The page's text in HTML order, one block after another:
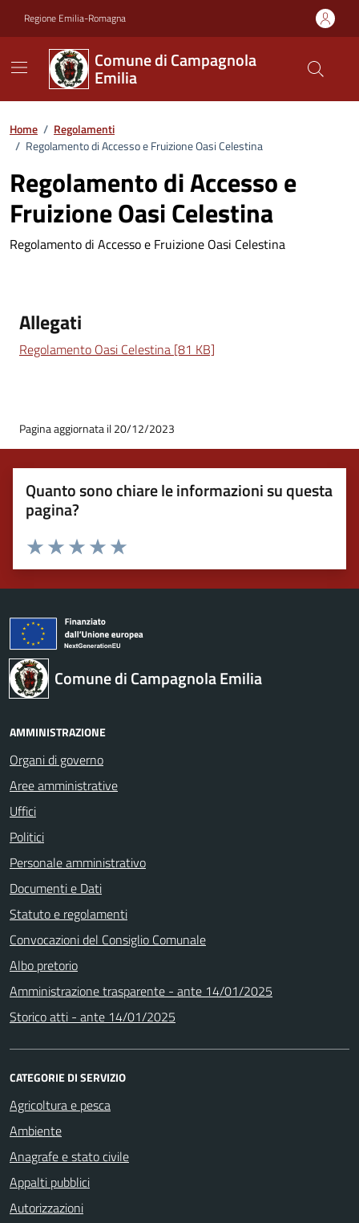
Regione Emilia-Romagna
Comune di Campagnola
Emilia
Home / Regolamenti
/ Regolamento di Accesso e Fruizione Oasi Celestina
Regolamento di Accesso e
Fruizione Oasi Celestina
Regolamento di Accesso e Fruizione Oasi Celestina
Allegati
Regolamento Oasi Celestina [81 KB]
Pagina aggiornata il 20/12/2023
Quanto sono chiare le informazioni su questa
pagina?
Valuta 5 stelle su 5
Valuta 4 stelle su 5
Valuta 3 stelle su 5
Valuta 2 stelle su 5
Valuta 1 stelle su 5
Comune di Campagnola Emilia
AMMINISTRAZIONE
Organi di governo
Aree amministrative
Uffici
Politici
Personale amministrativo
Documenti e Dati
Statuto e regolamenti
Convocazioni del Consiglio Comunale
Albo pretorio
Amministrazione trasparente - ante 14/01/2025
Storico atti - ante 14/01/2025
CATEGORIE DI SERVIZIO
Agricoltura e pesca
Ambiente
Anagrafe e stato civile
Appalti pubblici
Autorizzazioni